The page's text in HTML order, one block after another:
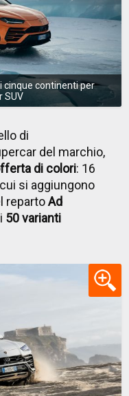
cinque continenti per
SUV
di
del marchio,
di colori: 16
si aggiungono
repartoAd
50 varianti